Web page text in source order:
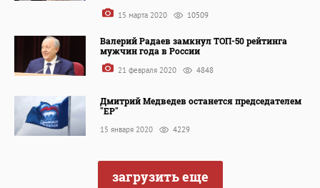
15 марта 2020 10509
Валерий Радаев замкнул ТОП-50 рейтинга
мужчин года в России
21 февраля 2020 4848
Дмитрий Медведев останется председателем
"ЕР"
15 января 2020 4229
загрузить еще